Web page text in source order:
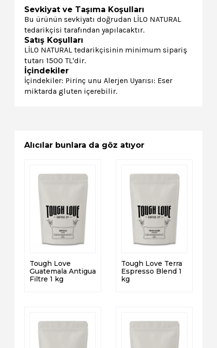
Sevkiyat ve Taşıma Koşulları
Bu ürünün sevkiyatı doğrudan LİLO NATURAL
tedarikçisi tarafından yapılacaktır.
Satış Koşulları
LİLO NATURAL tedarikçisinin minimum sipariş
tutarı 1500 TL'dir.
İçindekiler
İçindekiler: Pirinç unu Alerjen Uyarısı: Eser
miktarda gluten içerebilir.
Alıcılar bunlara da göz atıyor
Tough Love
Guatemala Antigua
Filtre 1 kg
Tough Love Terra
Espresso Blend 1
kg